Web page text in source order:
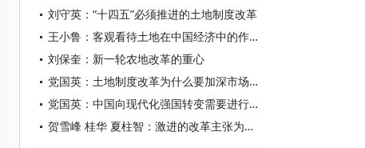
刘守英：“十四五”必须推进的土地制度改革
王小鲁：客观看待土地在中国经济中的作用
刘保奎：新一轮农地改革的重心
党国英：土地制度改革为什么要加深市场化
党国英：中国向现代化强国转变需要进行土地制度改革
贺雪峰 桂华 夏柱智：激进的改革主张为何不被采纳